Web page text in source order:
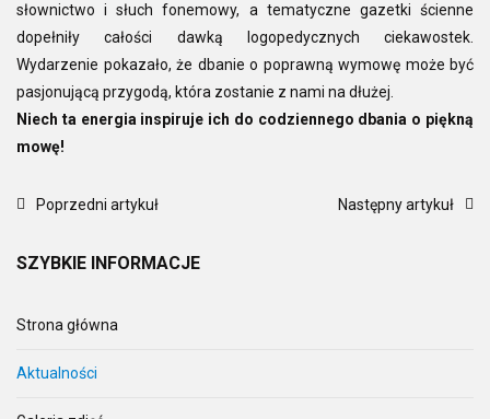
słownictwo i słuch fonemowy, a tematyczne gazetki ścienne
dopełniły całości dawką logopedycznych ciekawostek.
Wydarzenie pokazało, że dbanie o poprawną wymowę może być
pasjonującą przygodą, która zostanie z nami na dłużej.
Niech ta energia inspiruje ich do codziennego dbania o piękną
mowę!
Poprzedni artykuł Następny artykuł
SZYBKIE INFORMACJE
Strona główna
Aktualności